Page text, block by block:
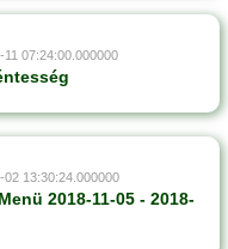
07:24:00.000000
13:30:24.000000
2018-11-05 - 2018-